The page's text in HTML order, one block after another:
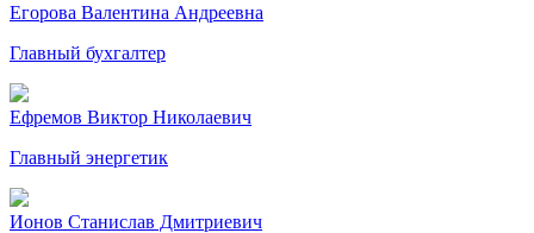
Егорова Валентина Андреевна
Главный бухгалтер
Ефремов Виктор Николаевич
Главный энергетик
Ионов Станислав Дмитриевич